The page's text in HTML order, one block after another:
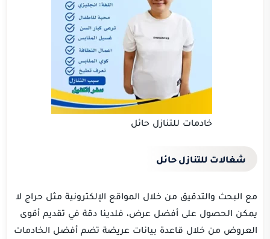
خادمات للتنازل حائل
شغالات للتنازل حائل
مع البحث والتدقيق من خلال المواقع الإلكترونية مثل حراج لا
يمكن الحصول على أفضل عرض، فلدينا دقة في تقديم أقوى
العروض من خلال قاعدة بيانات عريضة تضم أفضل الخادمات